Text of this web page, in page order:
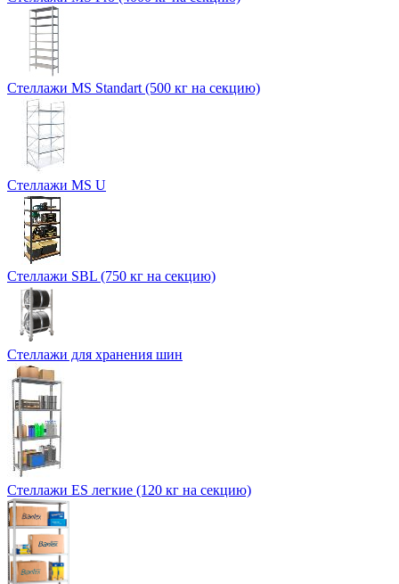
Стеллажи MS Standart (500 кг на секцию)
Стеллажи MS U
Стеллажи SBL (750 кг на секцию)
Стеллажи для хранения шин
Стеллажи ES легкие (120 кг на секцию)